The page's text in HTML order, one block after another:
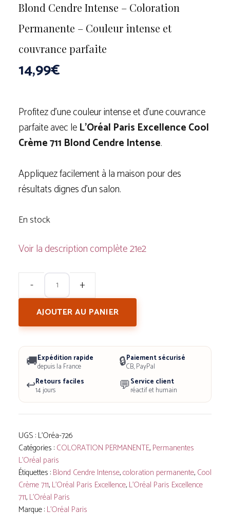
Blond Cendre Intense – Coloration
Permanente – Couleur intense et
couvrance parfaite
14,99€
Profitez d’une couleur intense et d’une couvrance
parfaite avec leL’Oréal Paris Excellence Cool
Crème 711 Blond Cendre Intense.
Appliquez facilement à la maison pour des
résultats dignes d’un salon.
En stock
Voir la description complète
de
L'Oréal
Excellence
711
Blond
Intense
Coloration
Permanente
AJOUTER AU PANIER
🚚Expédition rapide
depuis la France
🔒Paiement sécurisé
CB, PayPal
↩️Retours faciles
14 jours
💬Service client
réactif et humain
UGS : L'Oréa-726
Catégories : COLORATION PERMANENTE, Permanentes
L'Oréal paris
Étiquettes : Blond Cendre Intense,coloration permanente, Cool
Crème 711, L'Oréal Paris Excellence, L'Oréal Paris Excellence
711, L’Oréal Paris
Marque : L'Oréal Paris